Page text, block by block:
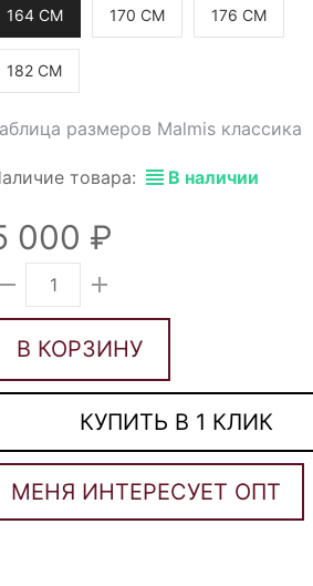
164 СМ 170 СМ 176 СМ
182 СМ
размеров Malmis классика
товара: В наличии
000
В КОРЗИНУ
КУПИТЬ В 1 КЛИК